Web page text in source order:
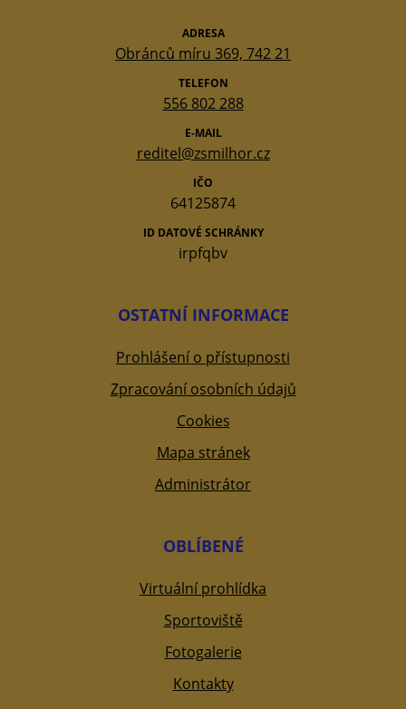
ADRESA
Obránců míru 369, 742 21
TELEFON
556 802 288
E-MAIL
reditel@zsmilhor.cz
IČO
64125874
ID DATOVÉ SCHRÁNKY
irpfqbv
OSTATNÍ INFORMACE
Prohlášení o přístupnosti
Zpracování osobních údajů
Cookies
Mapa stránek
Administrátor
OBLÍBENÉ
Virtuální prohlídka
Sportoviště
Fotogalerie
Kontakty